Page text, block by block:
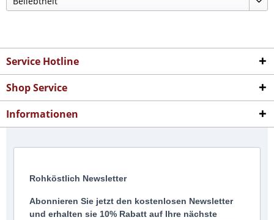
Service Hotline
Shop Service
Informationen
Rohköstlich Newsletter
Abonnieren Sie jetzt den kostenlosen Newsletter
und erhalten sie 10% Rabatt auf Ihre nächste